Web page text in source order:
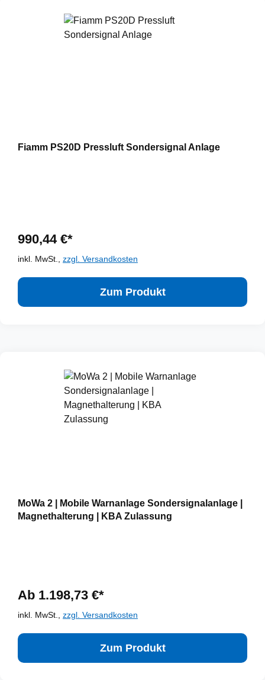
Fiamm PS20D Pressluft Sondersignal Anlage
990,44 €*
inkl. MwSt., zzgl. Versandkosten
Zum Produkt
MoWa 2 | Mobile Warnanlage Sondersignalanlage |
Magnethalterung | KBA Zulassung
Ab 1.198,73 €*
inkl. MwSt., zzgl. Versandkosten
Zum Produkt